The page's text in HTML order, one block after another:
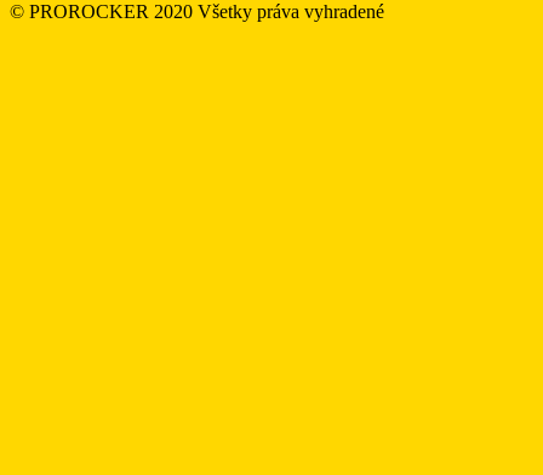
© PROROCKER 2020 Všetky práva vyhradené